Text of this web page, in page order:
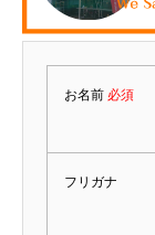
お名前 必須
フリガナ